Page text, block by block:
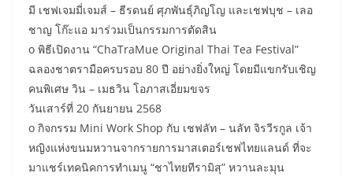
มี เชฟเจมมี่เจมส์ – ธีรดนย์ ศุภพันธุ์ภิญโญ และเชฟบุช – เลอ
ชาญ โก๊ะแอ มาร่วมเป็นกรรมการตัดสิน
o พิธีเปิดงาน “ChaTraMue Original Thai Tea Festival”
ฉลองชาตรามือครบรอบ 80 ปี อย่างยิ่งใหญ่ โดยมีแขกรับเชิญ
คนพิเศษ วิน – เมธวิน โอภาสเอี่ยมขจร
วันเสาร์ที่ 20 กันยายน 2568
o กิจกรรม Mini Work Shop กับ เชฟลัท – นลัท จิรวีรกูล เจ้า
หญิงแห่งขนมหวานจากรายการมาสเตอร์เชฟไทยแลนด์ ที่จะ
มาแชร์เทคนิคการทำเมนู “ชาไทยทีรามิสุ” หวานละมุน